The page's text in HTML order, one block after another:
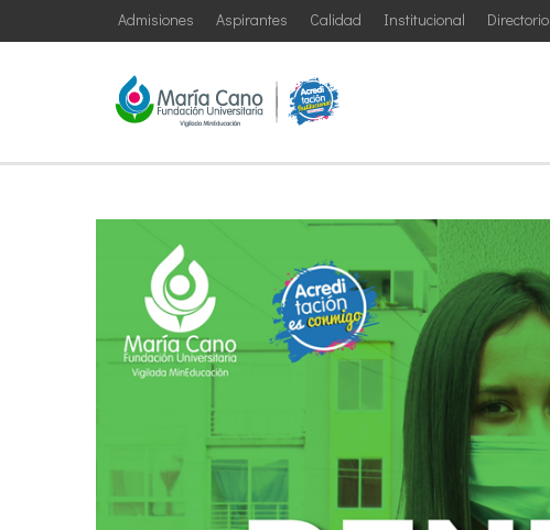
Directorio
Institucional
Calidad
Aspirantes
Admisiones